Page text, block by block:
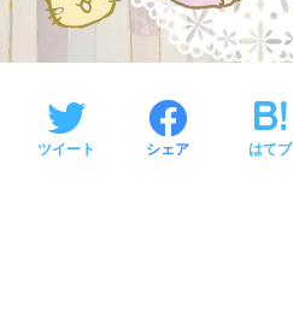
ツイート シェア はてブ